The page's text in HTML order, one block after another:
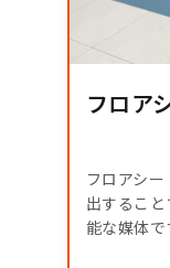
フロア
フロアシ
出するこ
能な媒体で